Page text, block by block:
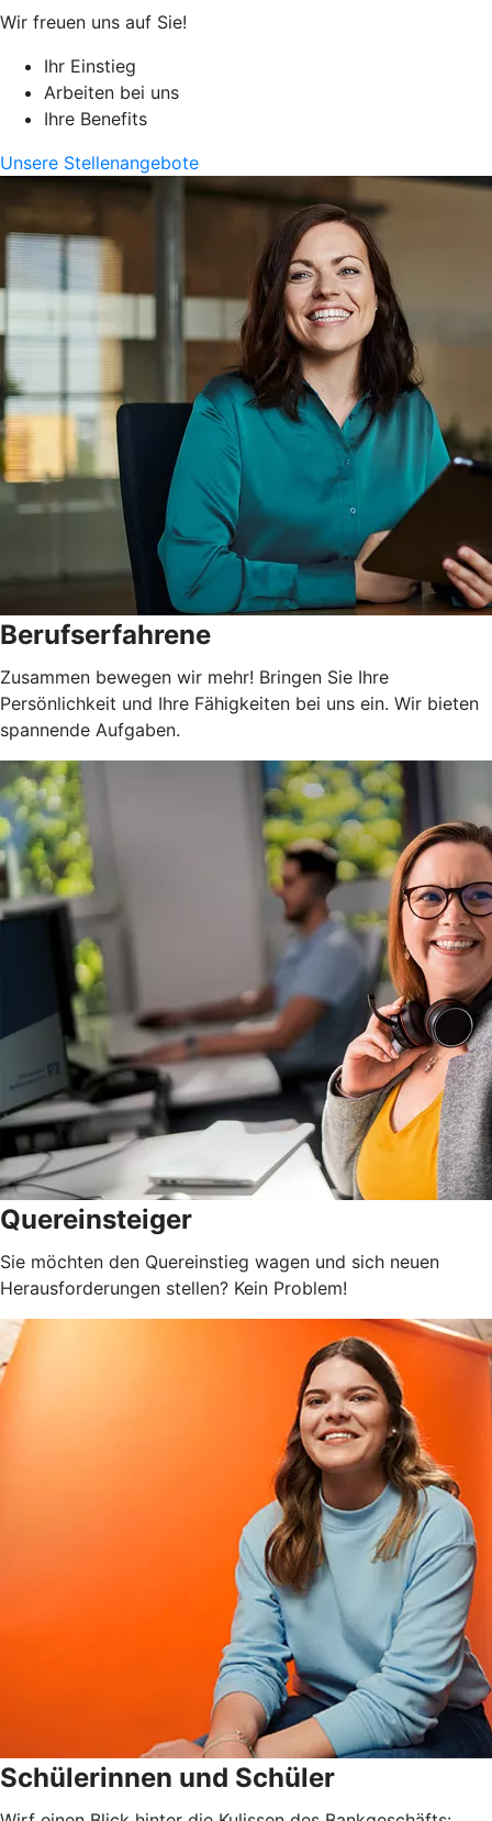
Wir freuen uns auf Sie!
Ihr Einstieg
Arbeiten bei uns
Ihre Benefits
Unsere Stellenangebote
Berufserfahrene
Zusammen bewegen wir mehr! Bringen Sie Ihre
Persönlichkeit und Ihre Fähigkeiten bei uns ein. Wir bieten
spannende Aufgaben.
Quereinsteiger
Sie möchten den Quereinstieg wagen und sich neuen
Herausforderungen stellen? Kein Problem!
Schülerinnen und Schüler